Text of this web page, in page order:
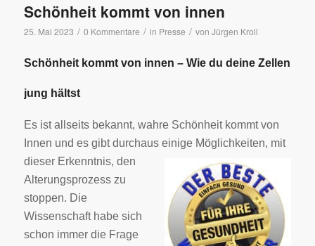
Schönheit kommt von innen
25. Mai 2023 / 0 Kommentare / in Presse / von Jürgen Kroll
Schönheit kommt von innen – Wie du deine Zellen
jung hältst
Es ist allseits bekannt, wahre Schönheit kommt von
Innen und es gibt durchaus einige Möglichkeiten, mit
dieser Erkenntnis, den
Alterungsprozess zu
stoppen. Die
Wissenschaft habe sich
schon immer die Frage